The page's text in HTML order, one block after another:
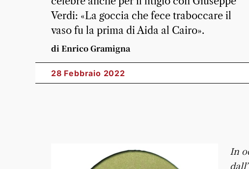
Verdi: «La goccia che fece traboccare il
vaso fu la prima di Aida al Cairo».
di Enrico Gramigna
28 Febbraio 2022
In